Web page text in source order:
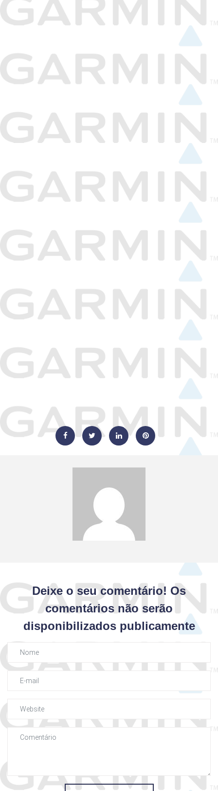
Deixe o seu comentário! Os
comentários não serão
disponibilizados publicamente